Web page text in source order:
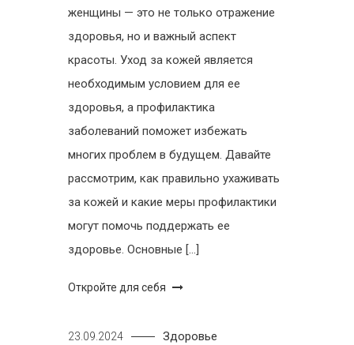
женщины — это не только отражение
здоровья, но и важный аспект
красоты. Уход за кожей является
необходимым условием для ее
здоровья, а профилактика
заболеваний поможет избежать
многих проблем в будущем. Давайте
рассмотрим, как правильно ухаживать
за кожей и какие меры профилактики
могут помочь поддержать ее
здоровье. Основные […]
Откройте для себя
23.09.2024 Здоровье